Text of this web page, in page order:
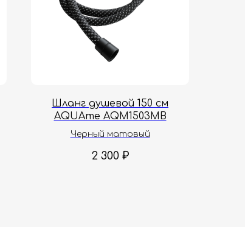
Шланг душевой 150 см
AQUAme AQM1503MB
Черный матовый
2 300 ₽